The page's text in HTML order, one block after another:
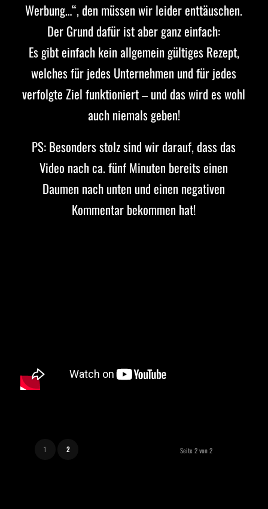
Werbung…“, den müssen wir leider enttäuschen.
Der Grund dafür ist aber ganz einfach:
Es gibt einfach kein allgemein gültiges Rezept,
welches für jedes Unternehmen und für jedes
verfolgte Ziel funktioniert – und das wird es wohl
auch niemals geben!
PS: Besonders stolz sind wir darauf, dass das
Video nach ca. fünf Minuten bereits einen
Daumen nach unten und einen negativen
Kommentar bekommen hat!
Seite 2 von 2
1 2